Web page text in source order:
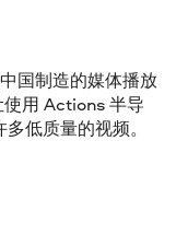
国制造的媒体播放
用 Actions 半导
低质量的视频。